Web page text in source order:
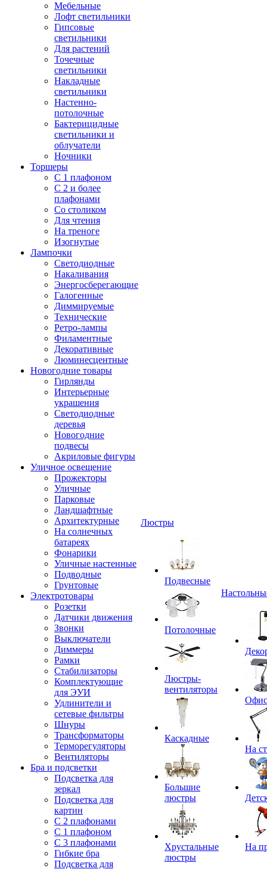
Мебельные
Лофт светильники
Гипсовые
светильники
Для растений
Точечные
светильники
Накладные
светильники
Настенно-
потолочные
Бактерицидные
светильники и
облучатели
Ночники
Торшеры
С 1 плафоном
С 2 и более
плафонами
Со столиком
Для чтения
На треноге
Изогнутые
Лампочки
Светодиодные
Накаливания
Энергосберегающие
Галогенные
Диммируемые
Технические
Ретро-лампы
Филаментные
Декоративные
Люминесцентные
Новогодние товары
Гирлянды
Интерьерные
украшения
Светодиодные
деревья
Новогодние
подвесы
Акриловые фигуры
Уличное освещение
Прожекторы
Уличные
Парковые
Ландшафтные
Архитектурные
На солнечных
батареях
Фонарики
Уличные настенные
Подводные
Грунтовые
Электротовары
Розетки
Датчики движения
Звонки
Выключатели
Диммеры
Рамки
Стабилизаторы
Комплектующие
для ЭУИ
Удлинители и
сетевые фильтры
Шнуры
Трансформаторы
Терморегуляторы
Вентиляторы
Бра и подсветки
Подсветка для
зеркал
Подсветка для
картин
С 2 плафонами
С 1 плафоном
С 3 плафонами
Гибкие бра
Подсветка для
Люстры
Подвесные
Потолочные
Люстры-
вентиляторы
Каскадные
Большие
люстры
Хрустальные
люстры
На
На